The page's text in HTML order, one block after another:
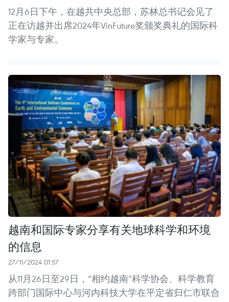
12月6日下午，在越共中央总部，苏林总书记会见了
正在访越并出席2024年VinFuture奖颁奖典礼的国际科
学家与专家。
越南和国际专家分享有关地球科学和环境
的信息
27/11/2024 01:57
从11月26日至29日，“相约越南”科学协会、科学教育
跨部门国际中心与河内科技大学在平定省归仁市联合